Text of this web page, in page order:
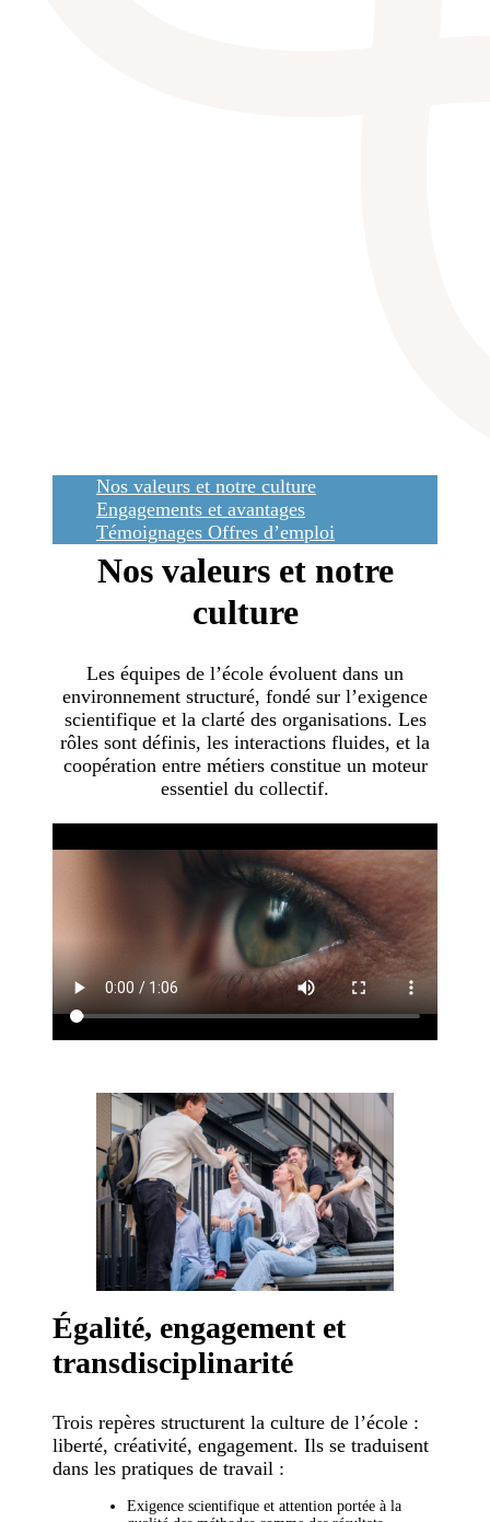
Nos valeurs et notre culture
Engagements et avantages
Témoignages Offres d’emploi
Nos valeurs et notre
culture
Les équipes de l’école évoluent dans un
environnement structuré, fondé sur l’exigence
scientifique et la clarté des organisations. Les
rôles sont définis, les interactions fluides, et la
coopération entre métiers constitue un moteur
essentiel du collectif.
Égalité, engagement et
transdisciplinarité
Trois repères structurent la culture de l’école :
liberté, créativité, engagement. Ils se traduisent
dans les pratiques de travail :
Exigence scientifique et attention portée à la